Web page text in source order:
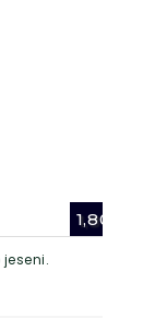
1,80